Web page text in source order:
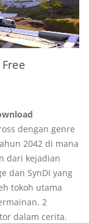
dengan genre
2042 di mana
dari kejadian
dan SynDI yang
tokoh utama
2
dalam cerita.